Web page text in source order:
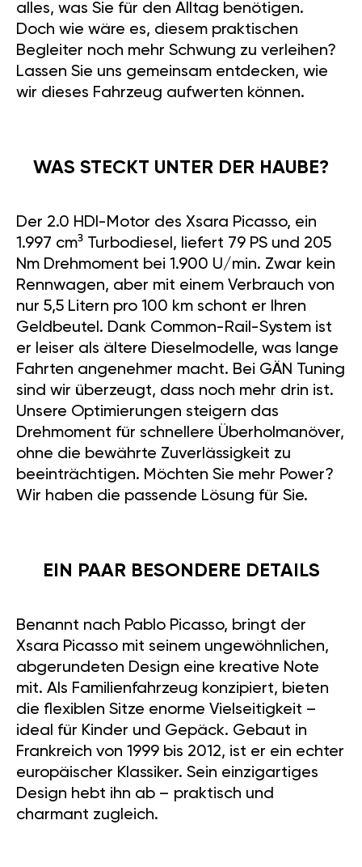
alles, was Sie für den Alltag benötigen.
Doch wie wäre es, diesem praktischen
Begleiter noch mehr Schwung zu verleihen?
Lassen Sie uns gemeinsam entdecken, wie
wir dieses Fahrzeug aufwerten können.
WAS STECKT UNTER DER HAUBE?
Der 2.0 HDI-Motor des Xsara Picasso, ein
1.997 cm³ Turbodiesel, liefert 79 PS und 205
Nm Drehmoment bei 1.900 U/min. Zwar kein
Rennwagen, aber mit einem Verbrauch von
nur 5,5 Litern pro 100 km schont er Ihren
Geldbeutel. Dank Common-Rail-System ist
er leiser als ältere Dieselmodelle, was lange
Fahrten angenehmer macht. Bei GÄN Tuning
sind wir überzeugt, dass noch mehr drin ist.
Unsere Optimierungen steigern das
Drehmoment für schnellere Überholmanöver,
ohne die bewährte Zuverlässigkeit zu
beeinträchtigen. Möchten Sie mehr Power?
Wir haben die passende Lösung für Sie.
EIN PAAR BESONDERE DETAILS
Benannt nach Pablo Picasso, bringt der
Xsara Picasso mit seinem ungewöhnlichen,
abgerundeten Design eine kreative Note
mit. Als Familienfahrzeug konzipiert, bieten
die flexiblen Sitze enorme Vielseitigkeit –
ideal für Kinder und Gepäck. Gebaut in
Frankreich von 1999 bis 2012, ist er ein echter
europäischer Klassiker. Sein einzigartiges
Design hebt ihn ab – praktisch und
charmant zugleich.